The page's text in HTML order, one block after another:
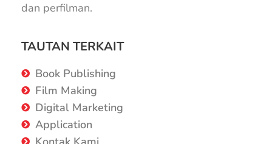
dan perfilman.
TAUTAN TERKAIT
Book Publishing
Film Making
Digital Marketing
Application